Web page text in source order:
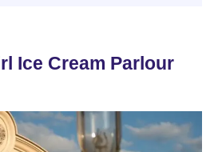
Ice Cream Parlour